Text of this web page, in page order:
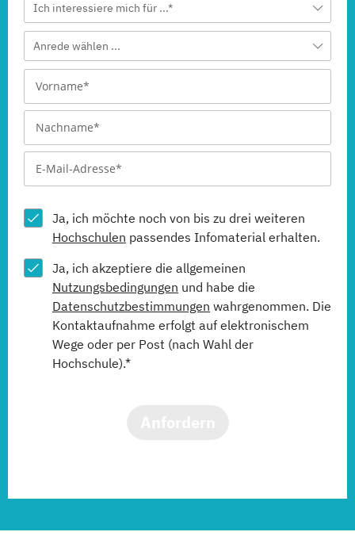
Ich interessiere mich für ...*
Anrede wählen ...
Ja, ich möchte noch von bis zu drei weiteren
Hochschulen passendes Infomaterial erhalten.
Ja, ich akzeptiere die allgemeinen
Nutzungsbedingungen und habe die
Datenschutzbestimmungen wahrgenommen. Die
Kontaktaufnahme erfolgt auf elektronischem
Wege oder per Post (nach Wahl der
Hochschule).*